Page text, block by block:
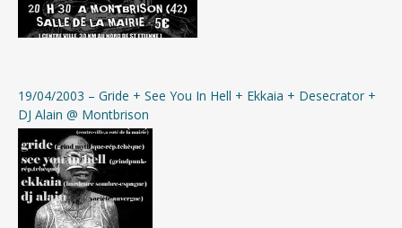
19/04/2003 – Gride + See You In Hell + Ekkaia + Desecrator +
DJ Alain @ Montbrison